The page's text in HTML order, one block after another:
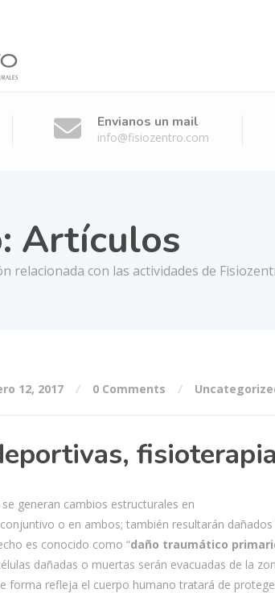
Envianos un mail
info@fisiozentro.com
Artículos
relacionada con las actividades de
12, 2017 0 Comments
se generan cambios estructurales en
o en ambos; también resultarán
es conocido como “daño traumático
dañadas o muertas serán evacuadas de la
forma refleja el cuerpo humano tratará de